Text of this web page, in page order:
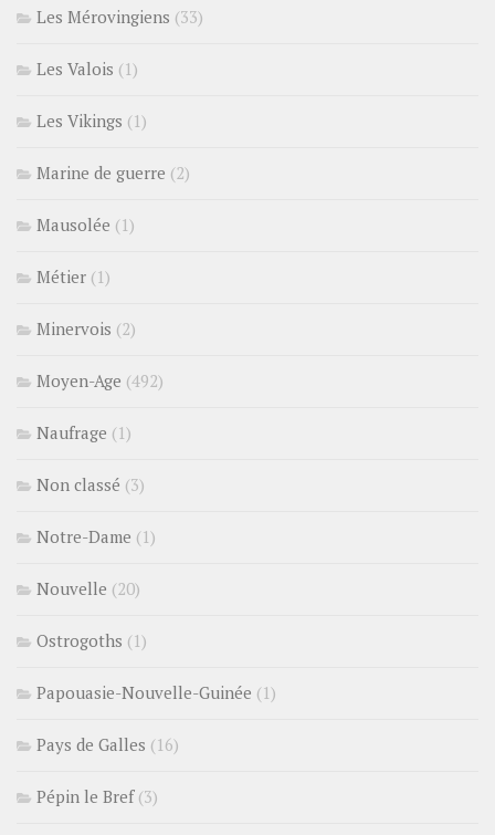
Les Mérovingiens (33)
Les Valois (1)
Les Vikings (1)
Marine de guerre (2)
Mausolée (1)
Métier (1)
Minervois (2)
Moyen-Age (492)
Naufrage (1)
Non classé (3)
Notre-Dame (1)
Nouvelle (20)
Ostrogoths (1)
Papouasie-Nouvelle-Guinée (1)
Pays de Galles (16)
Pépin le Bref(3)